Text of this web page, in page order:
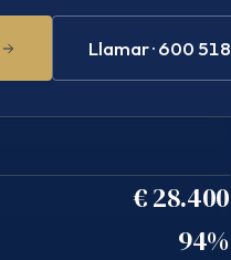
Llamar · 600
€ 28.400
94%